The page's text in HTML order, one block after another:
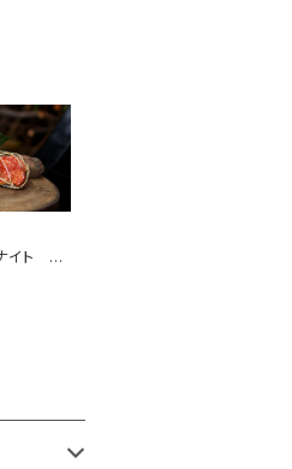
イト 身
る 人
ち勝つ